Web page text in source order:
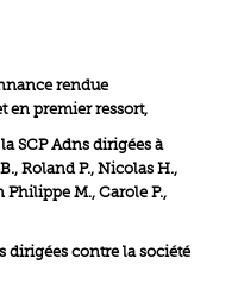
rendue
en premier ressort,
SCP Adns dirigées à
Roland P., Nicolas H.,
Philippe M., Carole P.,
dirigées contre la société